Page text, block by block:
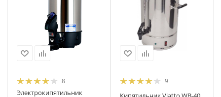
8
Электрокипятильник
9